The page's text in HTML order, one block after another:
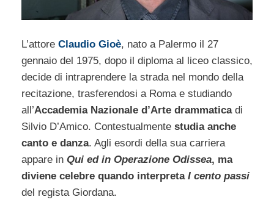
L’attore Claudio Gioè, nato a Palermo il 27
gennaio del 1975, dopo il diploma al liceo classico,
decide di intraprendere la strada nel mondo della
recitazione, trasferendosi a Roma e studiando
all’Accademia Nazionale d’Arte drammaticadi
Silvio D’Amico. Contestualmente studia anche
canto e danza. Agli esordi della sua carriera
appare in Qui ed in Operazione Odissea, ma
diviene celebre quando interpreta I cento passi
del regista Giordana.